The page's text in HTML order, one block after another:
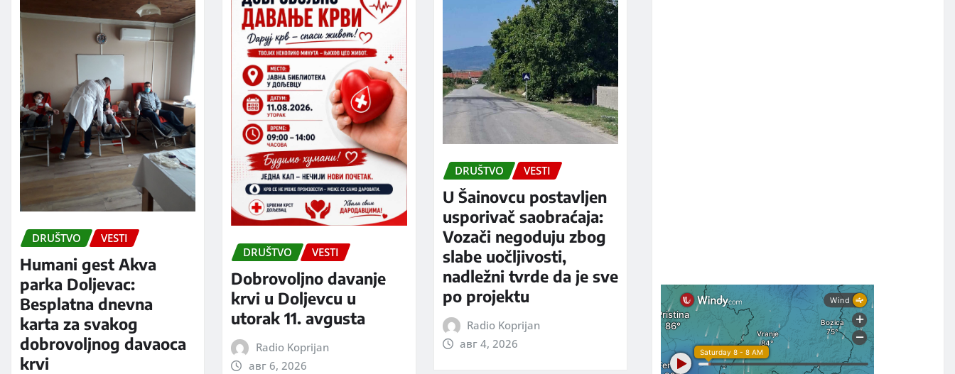
DRUŠTVO VESTI
Humani gest Akva
parka Doljevac:
Besplatna dnevna
karta za svakog
dobrovoljnog davaoca
krvi
DRUŠTVO VESTI
Dobrovoljno davanje
krvi u Doljevcu u
utorak 11. avgusta
Radio Koprijan
авг 6, 2026
DRUŠTVO VESTI
U Šainovcu postavljen
usporivač saobraćaja:
Vozači negoduju zbog
slabe uočljivosti,
nadležni tvrde da je sve
po projektu
Radio Koprijan
авг 4, 2026